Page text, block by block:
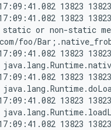
13823
13823
static or non-static
foo/
13823
13823
13823
13823